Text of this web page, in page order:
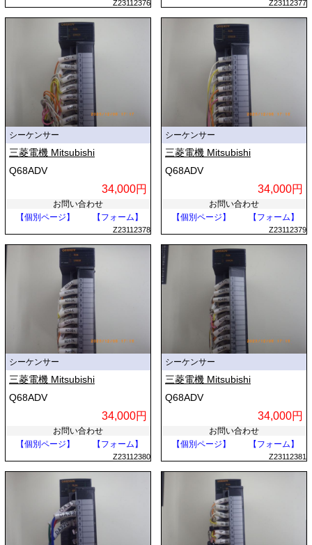
Z23112376 Z23112377
シーケンサー
三菱電機 Mitsubishi
Q68ADV
34,000円
お問い合わせ
【個別ページ】
【フォーム】
Z23112378
シーケンサー
三菱電機 Mitsubishi
Q68ADV
34,000円
お問い合わせ
【個別ページ】
【フォーム】
Z23112379
シーケンサー
三菱電機 Mitsubishi
Q68ADV
34,000円
お問い合わせ
【個別ページ】
【フォーム】
Z23112380
シーケンサー
三菱電機 Mitsubishi
Q68ADV
34,000円
お問い合わせ
【個別ページ】
【フォーム】
Z23112381